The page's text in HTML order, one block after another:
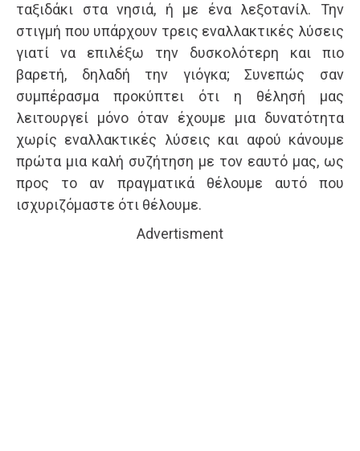
ταξιδάκι στα νησιά, ή με ένα λεξοτανίλ. Την
στιγμή που υπάρχουν τρεις εναλλακτικές λύσεις
γιατί να επιλέξω την δυσκολότερη και πιο
βαρετή, δηλαδή την γιόγκα; Συνεπώς σαν
συμπέρασμα προκύπτει ότι η θέλησή μας
λειτουργεί μόνο όταν έχουμε μια δυνατότητα
χωρίς εναλλακτικές λύσεις και αφού κάνουμε
πρώτα μια καλή συζήτηση με τον εαυτό μας, ως
προς το αν πραγματικά θέλουμε αυτό που
ισχυριζόμαστε ότι θέλουμε.
Advertisment